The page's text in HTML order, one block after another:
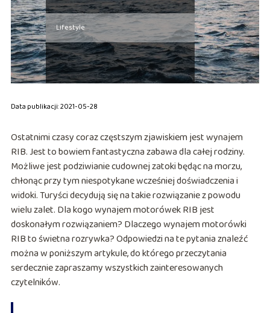
Lifestyle
Data publikacji: 2021-05-28
Ostatnimi czasy coraz częstszym zjawiskiem jest wynajem
RIB. Jest to bowiem fantastyczna zabawa dla całej rodziny.
Możliwe jest podziwianie cudownej zatoki będąc na morzu,
chłonąc przy tym niespotykane wcześniej doświadczenia i
widoki. Turyści decydują się na takie rozwiązanie z powodu
wielu zalet. Dla kogo wynajem motorówek RIB jest
doskonałym rozwiązaniem? Dlaczego wynajem motorówki
RIB to świetna rozrywka? Odpowiedzi na te pytania znaleźć
można w poniższym artykule, do którego przeczytania
serdecznie zapraszamy wszystkich zainteresowanych
czytelników.